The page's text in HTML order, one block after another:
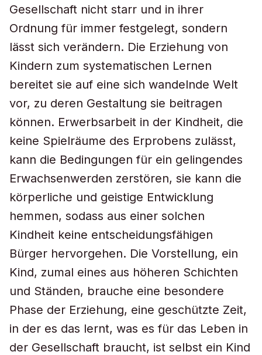
Gesellschaft nicht starr und in ihrer
Ordnung für immer festgelegt, sondern
lässt sich verändern. Die Erziehung von
Kindern zum systematischen Lernen
bereitet sie auf eine sich wandelnde Welt
vor, zu deren Gestaltung sie beitragen
können. Erwerbsarbeit in der Kindheit, die
keine Spielräume des Erprobens zulässt,
kann die Bedingungen für ein gelingendes
Erwachsenwerden zerstören, sie kann die
körperliche und geistige Entwicklung
hemmen, sodass aus einer solchen
Kindheit keine entscheidungsfähigen
Bürger hervorgehen. Die Vorstellung, ein
Kind, zumal eines aus höheren Schichten
und Ständen, brauche eine besondere
Phase der Erziehung, eine geschützte Zeit,
in der es das lernt, was es für das Leben in
der Gesellschaft braucht, ist selbst ein Kind